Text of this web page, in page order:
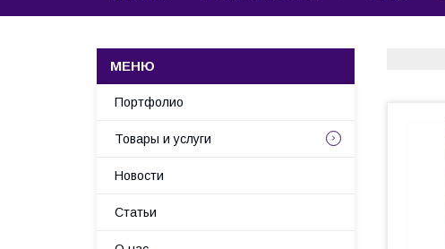
Портфолио
Товары и услуги
Новости
Статьи